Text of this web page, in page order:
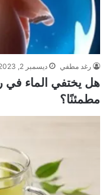
رغد مطفي ديسمبر 2, 2023
هل يختفي الماء في
مطمئنًا؟